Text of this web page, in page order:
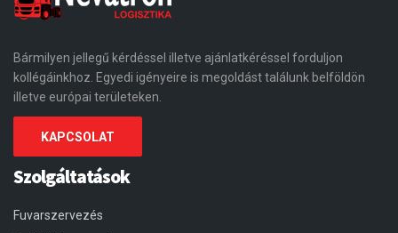
Bármilyen jellegű kérdéssel illetve ajánlatkéréssel forduljon
kollégáinkhoz. Egyedi igényeire is megoldást találunk belföldön
illetve európai területeken.
KAPCSOLAT
Szolgáltatások
Fuvarszervezés